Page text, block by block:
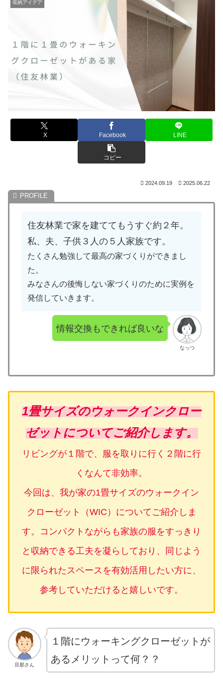
収納アイデア
X Facebook LINE
コピー
2024.09.19 2025.06.22
住友林業で家を建ててもうすぐ約２年。
私、夫、子供３人の５人家族です。
たくさん勉強して最高の家づくりができまし
た。
みなさんの後悔しない家づくりのために実例を
発信していきます。
なっつ
情報交換もできれば良いな
1畳サイズのウォークインクロー
ゼット についてご紹介します。
リビングが１階で、服を取りに行く２階に行
くなんて非効率。
今回は、我が家の1畳サイズのウォークイン
クローゼット（WIC）についてご紹介しま
す。コンパクトながらも家族の服をすっきり
と収納できる工夫を凝らしており、同じよう
に限られたスペースを有効活用したい方に、
参考していただけると嬉しいです。
旦那さん
１階にウォーキングクローゼットが
あるメリットって何？？